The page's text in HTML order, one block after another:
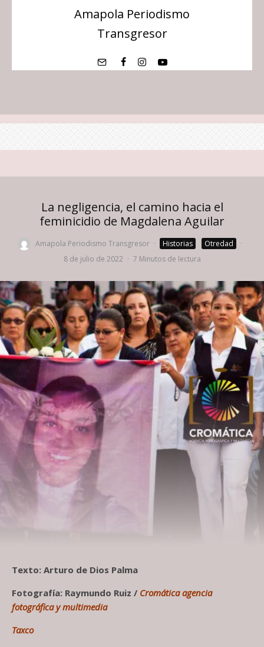
Amapola Periodismo
Transgresor
La negligencia, el camino hacia el
feminicidio de Magdalena Aguilar
Amapola Periodismo Transgresor · Historias Otredad
·
8 de julio de 2022 · 7 Minutos de lectura
Texto: Arturo de Dios Palma
Fotografía: Raymundo Ruiz / Cromática agencia
fotográfica y multimedia
Taxco